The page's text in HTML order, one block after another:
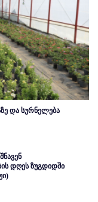
და სურნელება
დღეს ზუგდიდში